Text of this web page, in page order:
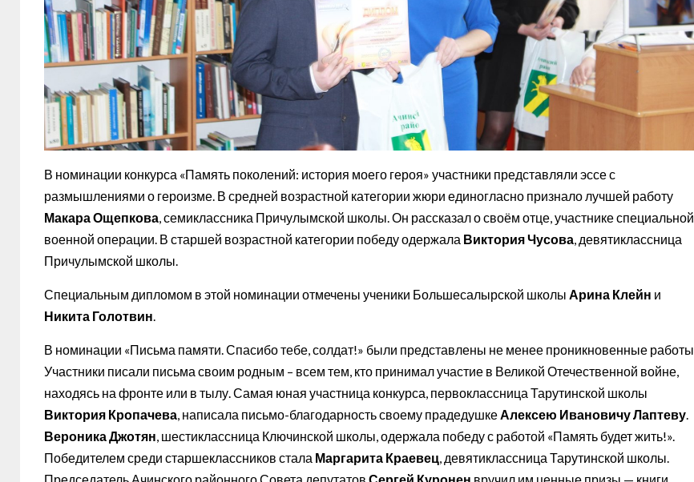
В номинации конкурса «Память поколений: история моего героя» участники представляли эссе с
размышлениями о героизме. В средней возрастной категории жюри единогласно признало лучшей работу
Макара Ощепкова , семиклассника Причулымской школы. Он рассказал о своём отце, участнике специальной
военной операции. В старшей возрастной категории победу одержала Виктория Чусова , девятиклассница
Причулымской школы.
Специальным дипломом в этой номинации отмечены ученики Большесалырской школы Арина Клейн и
Никита Голотвин
В номинации «Письма памяти. Спасибо тебе, солдат!» были представлены не менее проникновенные работы.
Участники писали письма своим родным – всем тем, кто принимал участие в Великой Отечественной войне,
находясь на фронте или в тылу. Самая юная участница конкурса, первоклассница Тарутинской школы
Виктория Кропачева , написала письмо-благодарность своему прадедушке Алексею Ивановичу Лаптеву
Вероника Джотян , шестиклассница Ключинской школы, одержала победу с работой «Память будет жить!».
Победителем среди старшеклассников стала Маргарита Краевец , девятиклассница Тарутинской школы.
Председатель Ачинского районного Совета депутатов Сергей Куронен вручил им ценные призы — книги.